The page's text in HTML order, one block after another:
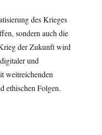
des Krieges
sondern auch die
der Zukunft wird
und
weitreichenden
ethischen Folgen.